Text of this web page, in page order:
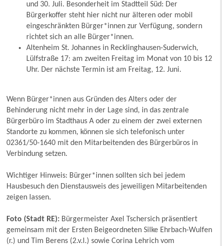
und 30. Juli. Besonderheit im Stadtteil Süd: Der
Bürgerkoffer steht hier nicht nur älteren oder mobil
eingeschränkten Bürger*innen zur Verfügung, sondern
richtet sich an alle Bürger*innen.
Altenheim St. Johannes in Recklinghausen-Suderwich,
Lülfstraße 17: am zweiten Freitag im Monat von 10 bis 12
Uhr. Der nächste Termin ist am Freitag, 12. Juni.
Wenn Bürger*innen aus Gründen des Alters oder der
Behinderung nicht mehr in der Lage sind, in das zentrale
Bürgerbüro im Stadthaus A oder zu einem der zwei externen
Standorte zu kommen, können sie sich telefonisch unter
02361/50-1640 mit den Mitarbeitenden des Bürgerbüros in
Verbindung setzen.
Wichtiger Hinweis: Bürger*innen sollten sich bei jedem
Hausbesuch den Dienstausweis des jeweiligen Mitarbeitenden
zeigen lassen.
Foto (Stadt RE): Bürgermeister Axel Tschersich präsentiert
gemeinsam mit der Ersten Beigeordneten Silke Ehrbach-Wulfen
(r.) und Tim Berens (2.v.l.) sowie Corina Lehrich vom